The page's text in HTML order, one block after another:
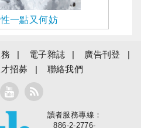
一點又何妨
電子雜誌
廣告刊登
才招募 聯絡我們
大家健康
讀者服務專線：
886-2-2776-